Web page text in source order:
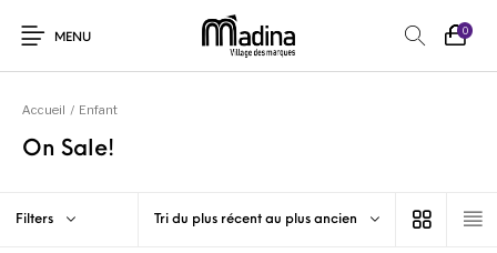
MENU
0
Accueil / Enfant
On Sale!
Filters Tri du plus récent au plus ancien